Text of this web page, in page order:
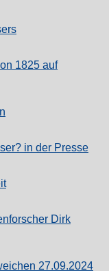
1825 auf
in der Presse
Dirk
27.09.2024